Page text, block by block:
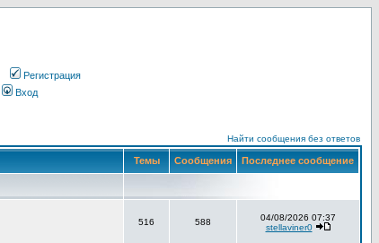
Регистрация
Вход
Найти сообщения без ответов
Темы Сообщения Последнее сообщение
516 588
04/08/2026 07:37
stellaviner0